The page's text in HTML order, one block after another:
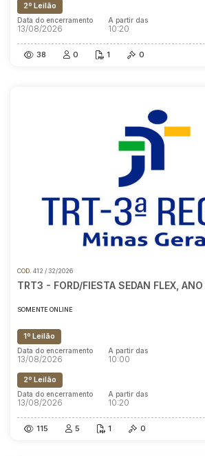
2º Leilão
Data do encerramento
13/08/2026
A partir das
10:20
38 0 1 0
COD. 412 / 32/2026
TRT3 - FORD/FIESTA SEDAN FLEX,
SOMENTE ONLINE
1º Leilão
Data do encerramento
13/08/2026
A partir das
10:00
2º Leilão
Data do encerramento
13/08/2026
A partir das
10:20
115 5 1 0